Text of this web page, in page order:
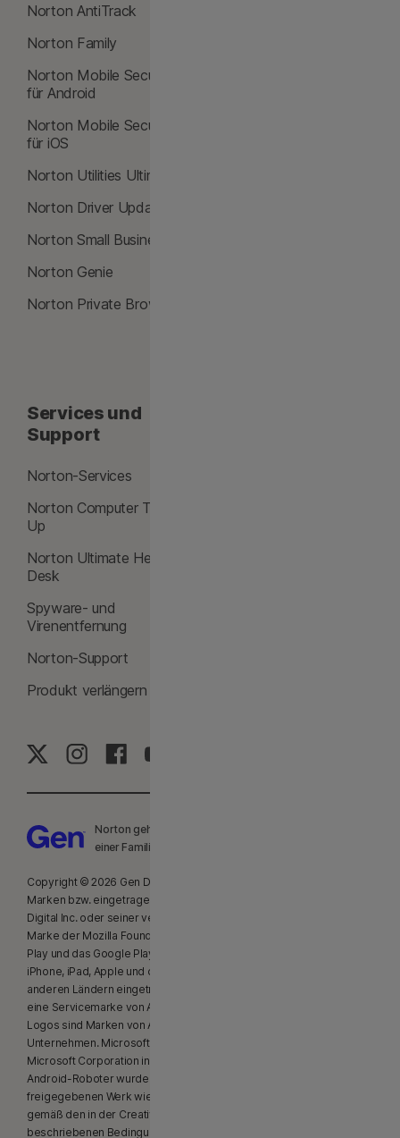
Norton AntiTrack
Norton Family
Norton Mobile Security
für Android
Norton Mobile Security
für iOS
Norton Utilities Ultimate
Norton Driver Updater
Norton Small Business
Norton Genie
Norton Private Browser
Services und
Support
Norton-Services
Norton Computer Tune
Up
Norton Ultimate Help
Desk
Spyware- und
Virenentfernung
Norton-Support
Produkt verlängern
Norton gehört zu Gen, einem globalen Unternehmen mit
einer Familie renommierter Marken.
Copyright © 2026 Gen Digital Inc. Alle Rechte vorbehalten. Die Gen-
Marken bzw. eingetragenen Gen-Marken sind Eigentum von Gen
Digital Inc. oder seiner verbundenen Unternehmen. Firefox ist eine
Marke der Mozilla Foundation. Android, Google Chrome, Google
Play und das Google Play-Logo sind Marken von Google, LLC. Mac,
iPhone, iPad, Apple und das Apple-Logo sind in den USA und in
anderen Ländern eingetragene Marken von Apple, Inc. App Store ist
eine Servicemarke von Apple, Inc. Alexa und alle damit verbundenen
Logos sind Marken von Amazon.com, Inc. oder seinen verbundenen
Unternehmen. Microsoft und das Windows-Logo sind Marken der
Microsoft Corporation in den USA und anderen Ländern. Der
Android-Roboter wurde aus einem von Google erstellten und
freigegebenen Werk wiedergegeben oder modifiziert und wird
gemäß den in der Creative Commons 3.0 Attribution-Lizenz
beschriebenen Bedingungen verwendet. Andere Bezeichnungen